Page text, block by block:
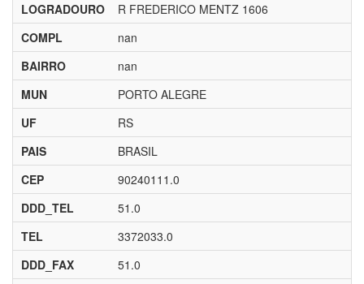
LOGRADOURO
R FREDERICO MENTZ 1606
COMPL
nan
BAIRRO
nan
MUN
PORTO ALEGRE
UF
RS
PAIS
BRASIL
CEP
90240111.0
DDD_TEL
51.0
TEL
3372033.0
DDD_FAX
51.0